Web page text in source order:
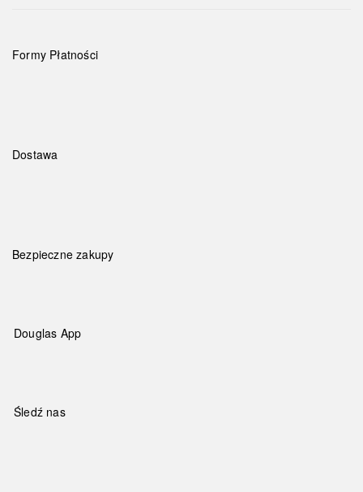
Formy Płatności
Dostawa
Bezpieczne zakupy
Douglas App
Śledź nas